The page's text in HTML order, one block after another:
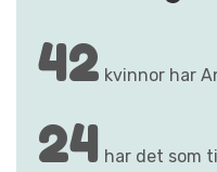
42 kvinnor har
24 har det som